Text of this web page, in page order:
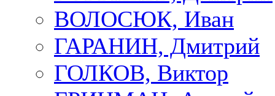
ВОЛОСЮК, Иван
ГАРАНИН, Дмитрий
ГОЛКОВ, Виктор